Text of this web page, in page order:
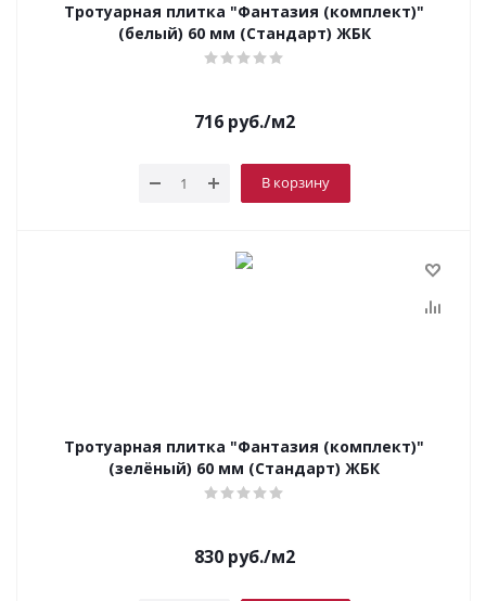
Тротуарная плитка "Фантазия (комплект)"
(белый) 60 мм (Стандарт) ЖБК
716 руб./м2
В корзину
Тротуарная плитка "Фантазия (комплект)"
(зелёный) 60 мм (Стандарт) ЖБК
830 руб./м2